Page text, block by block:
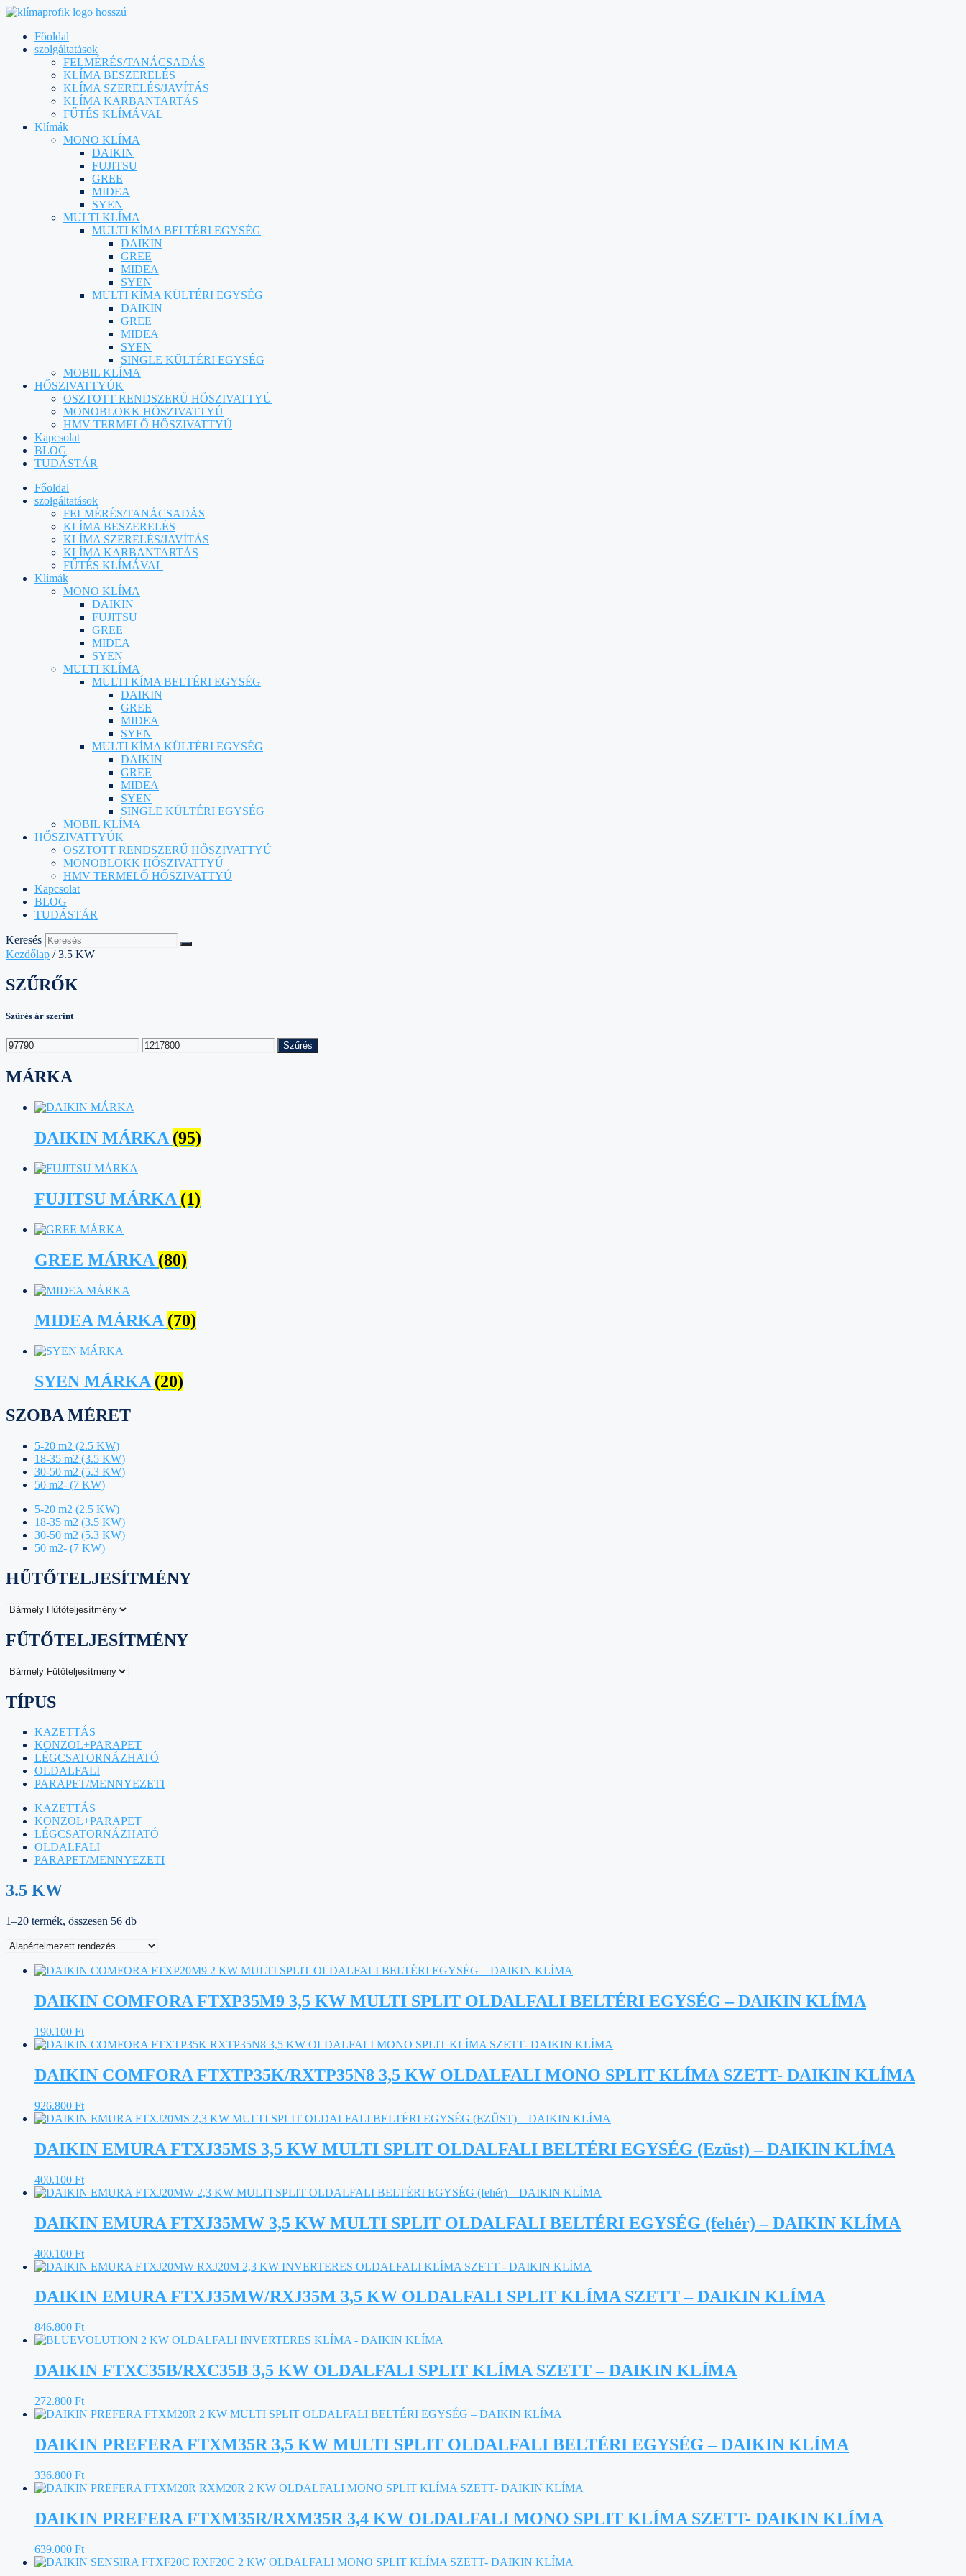
Főoldal
szolgáltatások
FELMÉRÉS/TANÁCSADÁS
KLÍMA BESZERELÉS
KLÍMA SZERELÉS/JAVÍTÁS
KLÍMA KARBANTARTÁS
FŰTÉS KLÍMÁVAL
Klímák
MONO KLÍMA
DAIKIN
FUJITSU
GREE
MIDEA
SYEN
MULTI KLÍMA
MULTI KÍMA BELTÉRI EGYSÉG
DAIKIN
GREE
MIDEA
SYEN
MULTI KÍMA KÜLTÉRI EGYSÉG
DAIKIN
GREE
MIDEA
SYEN
SINGLE KÜLTÉRI EGYSÉG
MOBIL KLÍMA
HŐSZIVATTYÚK
OSZTOTT RENDSZERŰ HŐSZIVATTYÚ
MONOBLOKK HŐSZIVATTYÚ
HMV TERMELŐ HŐSZIVATTYÚ
Kapcsolat
BLOG
TUDÁSTÁR
Főoldal
szolgáltatások
FELMÉRÉS/TANÁCSADÁS
KLÍMA BESZERELÉS
KLÍMA SZERELÉS/JAVÍTÁS
KLÍMA KARBANTARTÁS
FŰTÉS KLÍMÁVAL
Klímák
MONO KLÍMA
DAIKIN
FUJITSU
GREE
MIDEA
SYEN
MULTI KLÍMA
MULTI KÍMA BELTÉRI EGYSÉG
DAIKIN
GREE
MIDEA
SYEN
MULTI KÍMA KÜLTÉRI EGYSÉG
DAIKIN
GREE
MIDEA
SYEN
SINGLE KÜLTÉRI EGYSÉG
MOBIL KLÍMA
HŐSZIVATTYÚK
OSZTOTT RENDSZERŰ HŐSZIVATTYÚ
MONOBLOKK HŐSZIVATTYÚ
HMV TERMELŐ HŐSZIVATTYÚ
Kapcsolat
BLOG
TUDÁSTÁR
Keresés
Kezdőlap / 3.5 KW
SZŰRŐK
Szűrés ár szerint
Min
ár
Max
ár
Szűrés
MÁRKA
DAIKIN MÁRKA (95)
FUJITSU MÁRKA (1)
GREE MÁRKA (80)
MIDEA MÁRKA(70)
SYEN MÁRKA(20)
SZOBA MÉRET
5-20 m2 (2.5 KW)
18-35 m2 (3.5 KW)
30-50 m2 (5.3 KW)
50 m2- (7 KW)
5-20 m2 (2.5 KW)
18-35 m2 (3.5 KW)
30-50 m2 (5.3 KW)
50 m2- (7 KW)
HŰTŐTELJESÍTMÉNY
FŰTŐTELJESÍTMÉNY
TÍPUS
KAZETTÁS
KONZOL+PARAPET
LÉGCSATORNÁZHATÓ
OLDALFALI
PARAPET/MENNYEZETI
KAZETTÁS
KONZOL+PARAPET
LÉGCSATORNÁZHATÓ
OLDALFALI
PARAPET/MENNYEZETI
3.5 KW
1–20 termék, összesen 56 db
DAIKIN COMFORA FTXP35M9 3,5 KW MULTI SPLIT OLDALFALI BELTÉRI EGYSÉG – DAIKIN KLÍMA
190.100 Ft
DAIKIN COMFORA FTXTP35K/RXTP35N8 3,5 KW OLDALFALI MONO SPLIT KLÍMA SZETT- DAIKIN KLÍMA
926.800 Ft
DAIKIN EMURA FTXJ35MS 3,5 KW MULTI SPLIT OLDALFALI BELTÉRI EGYSÉG (Ezüst) – DAIKIN KLÍMA
400.100 Ft
DAIKIN EMURA FTXJ35MW 3,5 KW MULTI SPLIT OLDALFALI BELTÉRI EGYSÉG (fehér) – DAIKIN KLÍMA
400.100 Ft
DAIKIN EMURA FTXJ35MW/RXJ35M 3,5 KW OLDALFALI SPLIT KLÍMA SZETT – DAIKIN KLÍMA
846.800 Ft
DAIKIN FTXC35B/RXC35B 3,5 KW OLDALFALI SPLIT KLÍMA SZETT – DAIKIN KLÍMA
272.800 Ft
DAIKIN PREFERA FTXM35R 3,5 KW MULTI SPLIT OLDALFALI BELTÉRI EGYSÉG – DAIKIN KLÍMA
336.800 Ft
DAIKIN PREFERA FTXM35R/RXM35R 3,4 KW OLDALFALI MONO SPLIT KLÍMA SZETT- DAIKIN KLÍMA
639.000 Ft